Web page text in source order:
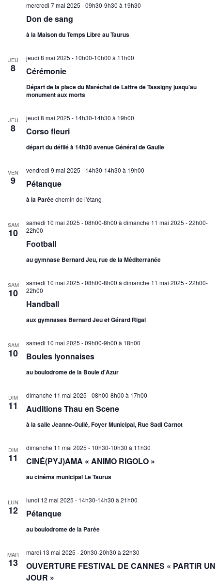
Don de sang
mercredi 7 mai 2025 - 09h30-9h30 à 19h30
à la Maison du Temps Libre au Taurus
JEU
8 Cérémonie
jeudi 8 mai 2025 - 10h00-10h00 à 11h00
Départ de la place du Maréchal de Lattre de Tassigny jusqu’au
monument aux morts
JEU
8 Corso fleuri
jeudi 8 mai 2025 - 14h30-14h30 à 19h00
départ du défilé à 14h30 avenue Général de Gaulle
VEN
9 Pétanque
vendredi 9 mai 2025 - 14h30-14h30 à 19h00
à la Paréechemin de l'étang
SAM
10
Football
samedi 10 mai 2025 - 08h00-8h00 à dimanche 11 mai 2025 - 22h00-
22h00
au gymnase Bernard Jeu, rue de la Méditerranée
SAM
10
Handball
samedi 10 mai 2025 - 08h00-8h00 à dimanche 11 mai 2025 - 22h00-
22h00
aux gymnases Bernard Jeu et Gérard Rigal
SAM
10 Boules lyonnaises
samedi 10 mai 2025 - 09h00-9h00 à 18h00
au boulodrome de la Boule d'Azur
DIM
11 Auditions Thau en Scene
dimanche 11 mai 2025 - 08h00-8h00 à 17h00
à la salle Jeanne-Oulié, Foyer Municipal, Rue Sadi Carnot
DIM
11 CINÉ(PYJ)AMA « ANIMO RIGOLO »
dimanche 11 mai 2025 - 10h30-10h30 à 11h30
au cinéma municipal Le Taurus
LUN
12 Pétanque
lundi 12 mai 2025 - 14h30-14h30 à 21h00
au boulodrome de la Parée
MAR
13
OUVERTURE FESTIVAL DE CANNES « PARTIR UN
JOUR »
mardi 13 mai 2025 - 20h30-20h30 à 22h30